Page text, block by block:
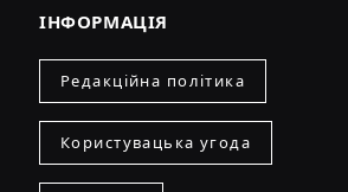
ІНФОРМАЦІЯ
Редакційна політика
Користувацька угода